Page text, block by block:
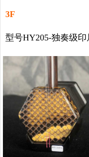
3F
型号HY205-独奏级印